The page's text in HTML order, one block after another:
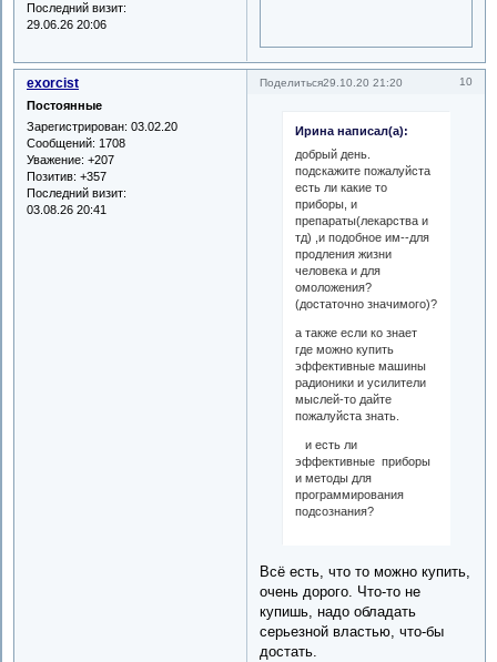
Последний визит:
29.06.26 20:06
Поделиться 10
29.10.20 21:20
exorcist
Постоянные
Зарегистрирован: 03.02.20
Сообщений: 1708
Уважение: +207
Позитив: +357
Последний визит:
03.08.26 20:41
Ирина написал(а):
добрый день.
подскажите пожалуйста
есть ли какие то
приборы, и
препараты(лекарства и
тд) ,и подобное им--для
продления жизни
человека и для
омоложения?
(достаточно значимого)?
а также если ко знает
где можно купить
эффективные машины
радионики и усилители
мыслей-то дайте
пожалуйста знать.
и есть ли
эффективные приборы
и методы для
программирования
подсознания?
Всё есть, что то можно купить,
очень дорого. Что-то не
купишь, надо обладать
серьезной властью, что-бы
достать.